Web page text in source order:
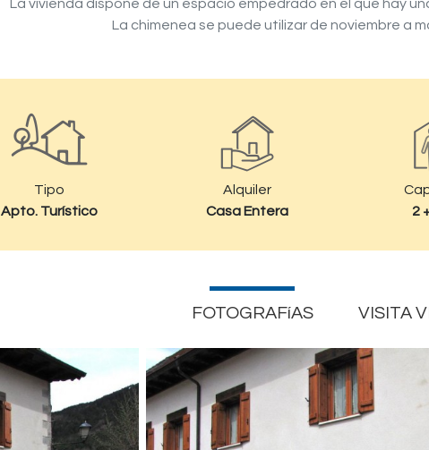
La vivienda dispone de un espacio empedrado en el que hay
La chimenea se puede utilizar de noviembre a
Tipo
Apto. Turístico
Alquiler
Casa Entera
2
FOTOGRAFíAS VISITA